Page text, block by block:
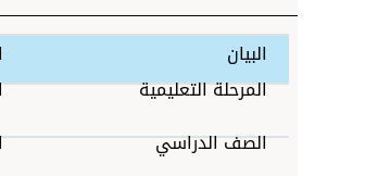
المرحلة التعليمية
الابتدائية
الصف الدراسي
السادس